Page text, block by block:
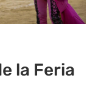
la Feria